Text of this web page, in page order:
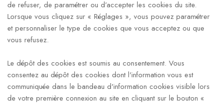
de refuser, de paramétrer ou d’accepter les cookies du site.
Lorsque vous cliquez sur « Réglages », vous pouvez paramétrer
et personnaliser le type de cookies que vous acceptez ou que
vous refusez.
Le dépôt des cookies est soumis au consentement. Vous
consentez au dépôt des cookies dont l'information vous est
communiquée dans le bandeau d'information cookies visible lors
de votre première connexion au site en cliquant sur le bouton «